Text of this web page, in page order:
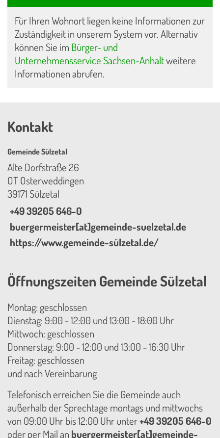
Für Ihren Wohnort liegen keine Informationen zur
Zuständigkeit in unserem System vor. Alternativ
können Sie im Bürger- und
Unternehmensservice Sachsen-Anhaltweitere
Informationen abrufen.
Kontakt
Gemeinde Sülzetal
Alte Dorfstraße 26
OT Osterweddingen
39171 Sülzetal
+49 39205 646-0
buergermeister[at]gemeinde-suelzetal.de
https://www.gemeinde-sülzetal.de/
Öffnungszeiten Gemeinde Sülzetal
Montag: geschlossen
Dienstag: 9:00 - 12:00 und 13:00 - 18:00 Uhr
Mittwoch: geschlossen
Donnerstag: 9:00 - 12:00 und 13:00 - 16:30 Uhr
Freitag: geschlossen
und nach Vereinbarung
Telefonisch erreichen Sie die Gemeinde auch
außerhalb der Sprechtage montags und mittwochs
von 09:00 Uhr bis 12:00 Uhr unter+49 39205 646-0
oder per Mail an buergermeister[at]gemeinde-